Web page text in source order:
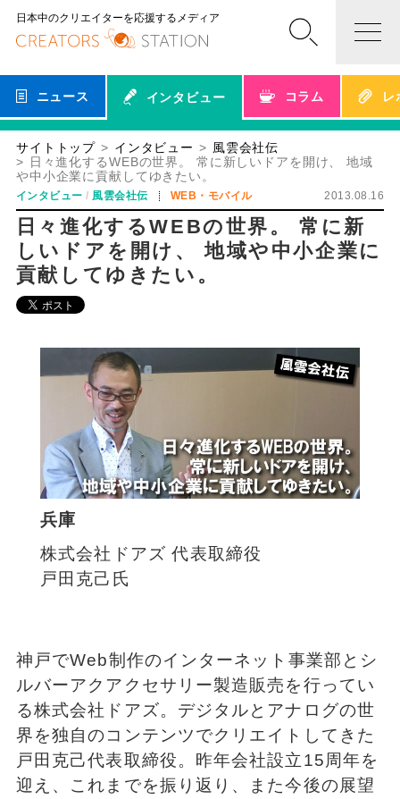
日本中のクリエイターを応援するメディア
ニュース インタビュー コラム レ
サイトトップ インタビュー
風雲会社伝
日々進化するWEBの世界。 常に新しいドアを開け、 地域
や中小企業に貢献してゆきたい。
インタビュー 風雲会社伝 WEB・モバイル 2013.08.16
日々進化するWEBの世界。 常に新
しいドアを開け、 地域や中小企業に
貢献してゆきたい。
兵庫
株式会社ドアズ 代表取締役
戸田克己氏
神戸でWeb制作のインターネット事業部とシ
ルバーアクアクセサリー製造販売を行ってい
る株式会社ドアズ。デジタルとアナログの世
界を独自のコンテンツでクリエイトしてきた
戸田克己代表取締役。昨年会社設立15周年を
迎え、これまでを振り返り、また今後の展望